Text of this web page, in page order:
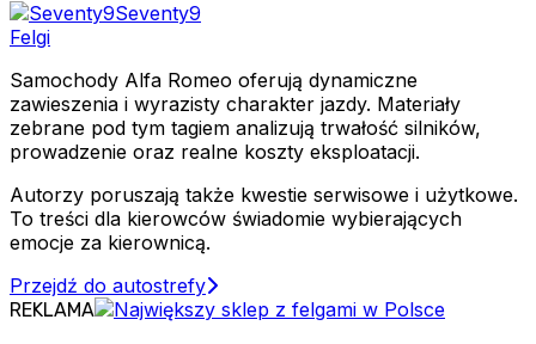
Seventy9
Felgi
Samochody Alfa Romeo oferują dynamiczne
zawieszenia i wyrazisty charakter jazdy. Materiały
zebrane pod tym tagiem analizują trwałość silników,
prowadzenie oraz realne koszty eksploatacji.
Autorzy poruszają także kwestie serwisowe i użytkowe.
To treści dla kierowców świadomie wybierających
emocje za kierownicą.
Przejdź do autostrefy
REKLAMA